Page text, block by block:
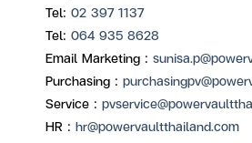
Tel: 02 397 1137
Tel: 064 935 8628
Email Marketing :
Purchasing :
Service :
HR : hr@powervaultthailand.com